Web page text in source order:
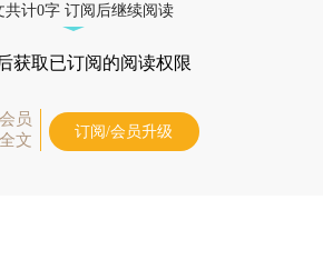
共计0字 订阅后继续阅读
获取已订阅的阅读权限
员
文
订阅/会员升级